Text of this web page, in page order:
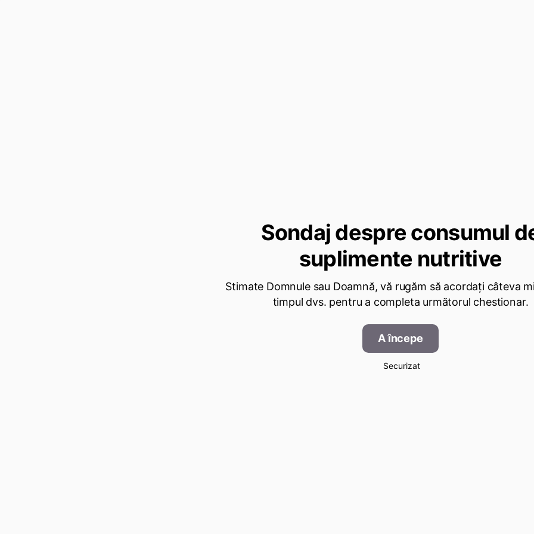
Sondaj despre consumul
suplimente nutritive
Stimate Domnule sau Doamnă, vă rugăm să acordați câteva
timpul dvs. pentru a completa următorul chestionar.
A începe
Securizat